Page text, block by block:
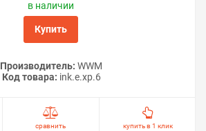
в наличии
Купить
Производитель: WWM
Код товара: ink.e.xp.6
сравнить купить в 1 клик